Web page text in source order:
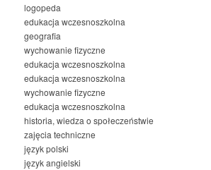
logopeda
edukacja wczesnoszkolna
geografia
wychowanie fizyczne
edukacja wczesnoszkolna
edukacja wczesnoszkolna
wychowanie fizyczne
edukacja wczesnoszkolna
historia, wiedza o społeczeństwie
zajęcia techniczne
język polski
język angielski